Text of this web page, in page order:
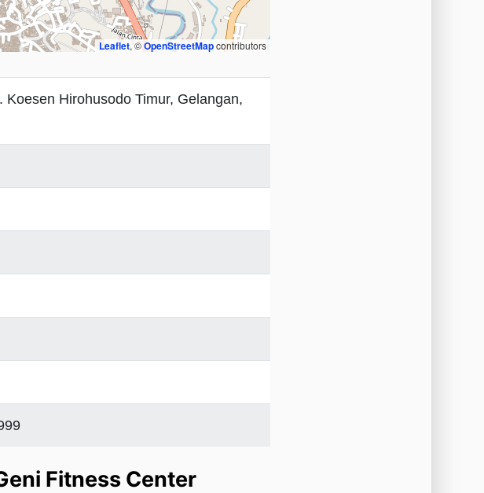
Leaflet, ©OpenStreetMapcontributors
Koesen Hirohusodo Timur, Gelangan,
Fitness Center